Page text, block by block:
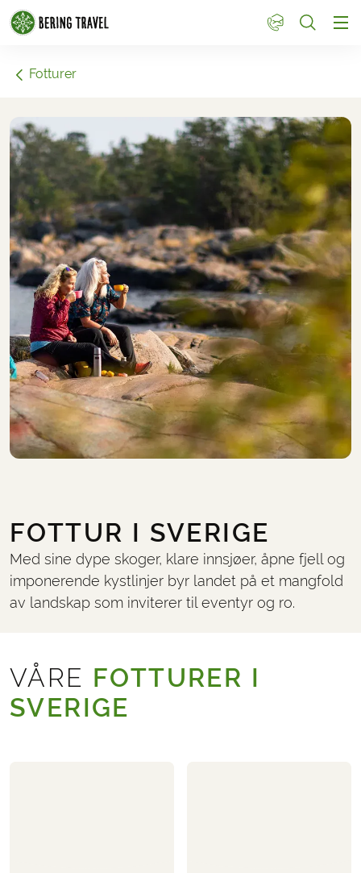
1
Fotturer
FOTTUR I SVERIGE
Med sine dype skoger, klare innsjøer, åpne fjell og
imponerende kystlinjer byr landet på et mangfold
av landskap som inviterer til eventyr og ro.
VÅRE FOTTURER I
SVERIGE